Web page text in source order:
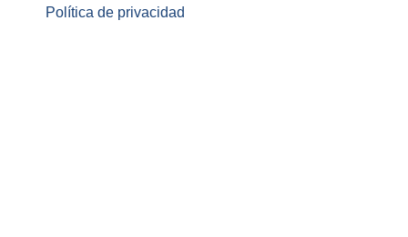
Política de privacidad